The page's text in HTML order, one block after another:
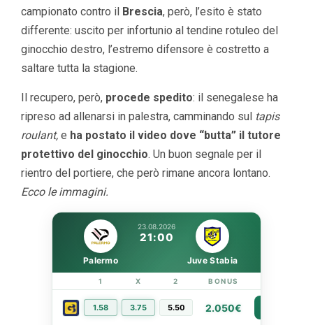
campionato contro il Brescia, però, l’esito è stato
differente: uscito per infortunio al tendine rotuleo del
ginocchio destro, l’estremo difensore è costretto a
saltare tutta la stagione.
Il recupero, però, procede spedito: il senegalese ha
ripreso ad allenarsi in palestra, camminando sul tapis
roulant, e ha postato il video dove “butta” il tutore
protettivo del ginocchio. Un buon segnale per il
rientro del portiere, che però rimane ancora lontano.
Ecco le immagini.
23.08.2026
21:00
Palermo Juve Stabia
1 X 2 BONUS
1.58 3.75 5.50 2.050€